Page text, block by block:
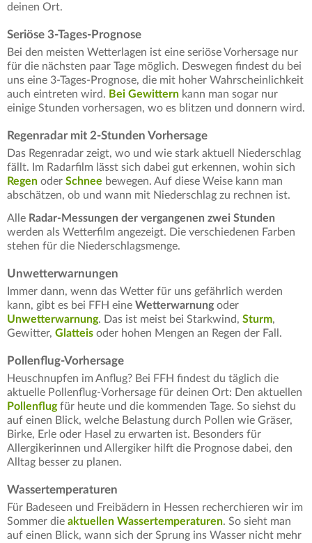
deinen Ort.
Seriöse 3-Tages-Prognose
Bei den meisten Wetterlagen ist eine seriöse Vorhersage nur
für die nächsten paar Tage möglich. Deswegen findest du bei
uns eine 3-Tages-Prognose, die mit hoher Wahrscheinlichkeit
auch eintreten wird. Bei Gewittern kann man sogar nur
einige Stunden vorhersagen, wo es blitzen und donnern wird.
Regenradar mit 2-Stunden Vorhersage
Das Regenradar zeigt, wo und wie stark aktuell Niederschlag
fällt. Im Radarfilm lässt sich dabei gut erkennen, wohin sich
Regen oder Schnee bewegen. Auf diese Weise kann man
abschätzen, ob und wann mit Niederschlag zu rechnen ist.
Alle Radar-Messungen der vergangenen zwei Stunden
werden als Wetterfilm angezeigt. Die verschiedenen Farben
stehen für die Niederschlagsmenge.
Unwetterwarnungen
Immer dann, wenn das Wetter für uns gefährlich werden
kann, gibt es bei FFH eine Wetterwarnung oder
Unwetterwarnung. Das ist meist bei Starkwind, Sturm,
Gewitter, Glatteis oder hohen Mengen an Regen der Fall.
Pollenflug-Vorhersage
Heuschnupfen im Anflug? Bei FFH findest du täglich die
aktuelle Pollenflug-Vorhersage für deinen Ort: Den aktuellen
Pollenflugfür heute und die kommenden Tage. So siehst du
auf einen Blick, welche Belastung durch Pollen wie Gräser,
Birke, Erle oder Hasel zu erwarten ist. Besonders für
Allergikerinnen und Allergiker hilft die Prognose dabei, den
Alltag besser zu planen.
Wassertemperaturen
Für Badeseen und Freibädern in Hessen recherchieren wir im
Sommer die aktuellen Wassertemperaturen. So sieht man
auf einen Blick, wann sich der Sprung ins Wasser nicht mehr